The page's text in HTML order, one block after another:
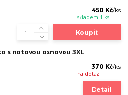
450 Kč/ks
skladem 1 ks
Koupit
s notovou osnovou 3XL
370 Kč/ks
na dotaz
Detail